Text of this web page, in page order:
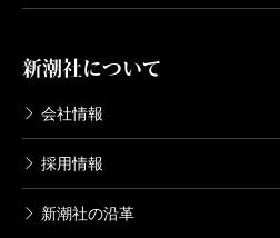
新潮社について
会社情報
採用情報
新潮社の沿革